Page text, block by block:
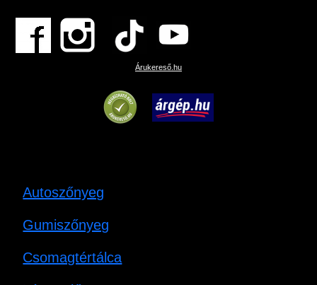
Árukereső.hu
Autoszőnyeg
Gumiszőnyeg
Csomagtértálca